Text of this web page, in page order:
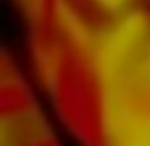
en los populares
Google, Spotify y otros
de nota ligeramente
buen contraste y es
condiciones de
a clientes privados en